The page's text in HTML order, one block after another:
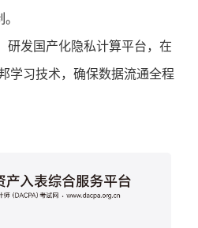
发国产化隐私计算平台，在
学习技术，确保数据流通全程